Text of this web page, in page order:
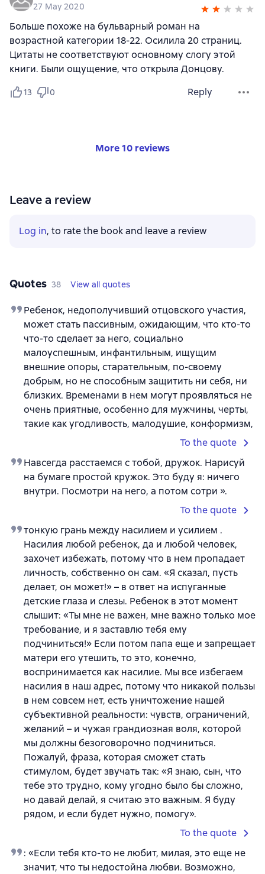
27 May 2020
Больше похоже на бульварный роман на
возрастной категории 18-22. Осилила 20 страниц.
Цитаты не соответствуют основному слогу этой
книги. Были ощущение, что открыла Донцову.
13 0 Reply
More 10 reviews
Leave a review
Log in, to rate the book and leave a review
Quotes 38 View all quotes
Ребенок, недополучивший отцовского участия,
может стать пассивным, ожидающим, что кто-то
что-то сделает за него, социально
малоуспешным, инфантильным, ищущим
внешние опоры, старательным, по-своему
добрым, но не способным защитить ни себя, ни
близких. Временами в нем могут проявляться не
очень приятные, особенно для мужчины, черты,
такие как угодливость, малодушие, конформизм,
To the quote
Навсегда расстаемся с тобой, дружок. Нарисуй
на бумаге простой кружок. Это буду я: ничего
внутри. Посмотри на него, а потом сотри ».
To the quote
тонкую грань между насилием и усилием .
Насилия любой ребенок, да и любой человек,
захочет избежать, потому что в нем пропадает
личность, собственно он сам. «Я сказал, пусть
делает, он может!» – в ответ на испуганные
детские глаза и слезы. Ребенок в этот момент
слышит: «Ты мне не важен, мне важно только мое
требование, и я заставлю тебя ему
подчиниться!» Если потом папа еще и запрещает
матери его утешить, то это, конечно,
воспринимается как насилие. Мы все избегаем
насилия в наш адрес, потому что никакой пользы
в нем совсем нет, есть уничтожение нашей
субъективной реальности: чувств, ограничений,
желаний – и чужая грандиозная воля, которой
мы должны безоговорочно подчиниться.
Пожалуй, фраза, которая сможет стать
стимулом, будет звучать так: «Я знаю, сын, что
тебе это трудно, кому угодно было бы сложно,
но давай делай, я считаю это важным. Я буду
рядом, и если будет нужно, помогу».
To the quote
: «Если тебя кто-то не любит, милая, это еще не
значит, что ты недостойна любви. Возможно,